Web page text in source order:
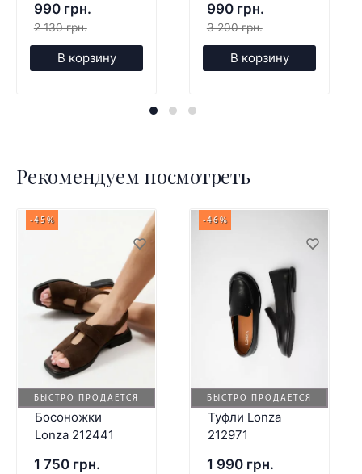
990 грн.
2 130 грн.
В корзину
990 грн.
3 200 грн.
В корзину
Рекомендуем посмотреть
БЫСТРО ПРОДАЕТСЯ
-45%
Босоножки
Lonza 212441
1 750 грн.
БЫСТРО ПРОДАЕТСЯ
-46%
Туфли Lonza
212971
1 990 грн.